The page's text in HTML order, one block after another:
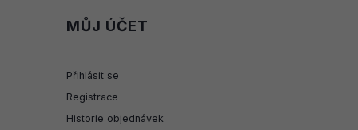
MŮJ ÚČET
Přihlásit se
Registrace
Historie objednávek